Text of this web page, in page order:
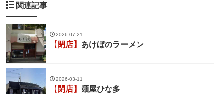
関連記事
2026-07-21
【閉店】 あけぼのラーメン
2026-03-11
【閉店】 麺屋ひな多